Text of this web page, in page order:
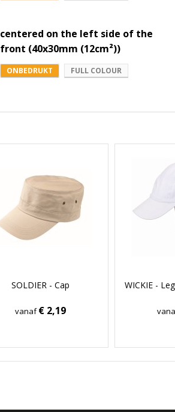
centered on the left side of the
front (40x30mm (12cm²))
ONBEDRUKT FULL COLOUR
SOLDIER - Cap
vanaf€ 2,19
WICKIE -